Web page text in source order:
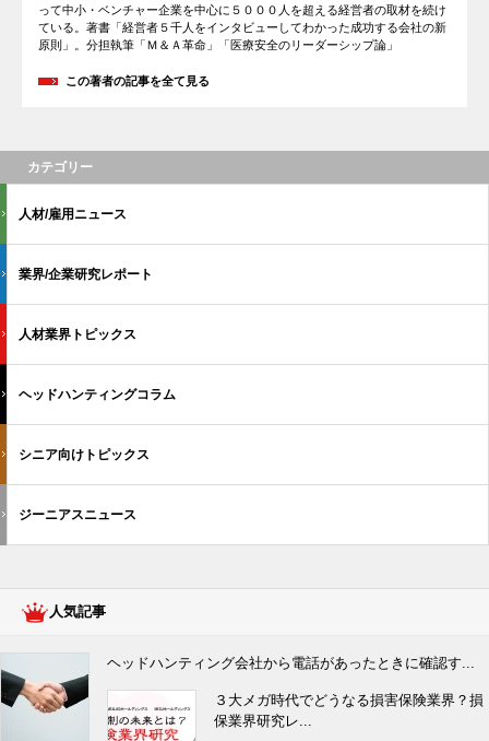
って中小・ベンチャー企業を中心に５０００人を超える経営者の取材を続け
ている。著書「経営者５千人をインタビューしてわかった成功する会社の新
原則」。分担執筆「Ｍ＆Ａ革命」「医療安全のリーダーシップ論」
この著者の記事を全て見る
カテゴリー
人材/雇用ニュース
業界/企業研究レポート
人材業界トピックス
ヘッドハンティングコラム
シニア向けトピックス
ジーニアスニュース
人気記事
ヘッドハンティング会社から電話があったときに確認す...
３大メガ時代でどうなる損害保険業界？損
保業界研究レ...